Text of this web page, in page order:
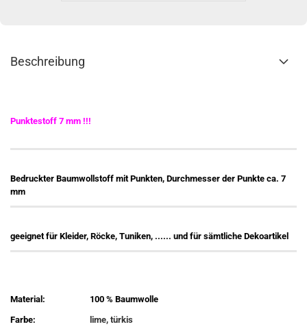
Beschreibung
Punktestoff 7 mm !!!
Bedruckter Baumwollstoff mit Punkten, Durchmesser der Punkte ca. 7
mm
geeignet für Kleider, Röcke, Tuniken, ...... und für sämtliche Dekoartikel
Material:
100 % Baumwolle
Farbe:
lime, türkis